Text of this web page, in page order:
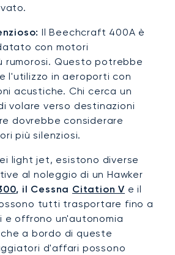
Il Beechcraft 400A è
con motori
rumorosi. Questo potrebbe
l'utilizzo in aeroporti con
acustiche. Chi cerca un
volare verso destinazioni
dovrebbe considerare
più silenziosi.
light jet, esistono diverse
al noleggio di un Hawker
, il Cessna Citation V e il
tutti trasportare fino a
e offrono un'autonomia
a bordo di queste
d'affari possono